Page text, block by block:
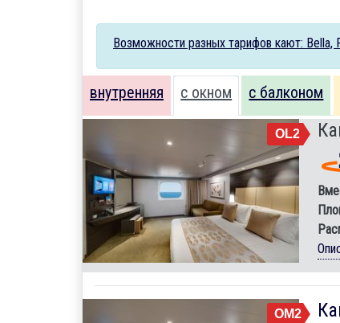
Возможности разных тарифов кают: Bella,
внутренняя с окном с балконом
OL2
OM2